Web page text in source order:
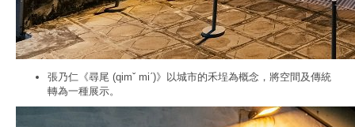
張乃仁《尋尾 (qimˇ miˊ)》以城市的禾埕為概念，將空間及傳統
轉為一種展示。